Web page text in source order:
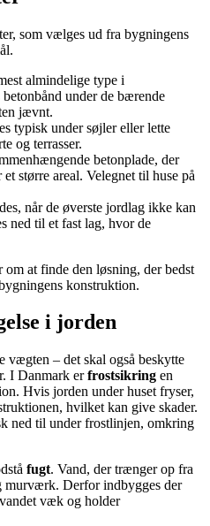
som vælges ud fra bygningens
almindelige type i
under de bærende
jævnt.
typisk under søjler eller lette
og terrasser.
betonplade, der
større areal. Velegnet til huse på
når de øverste jordlag ikke kan
ned til et fast lag, hvor de
at finde den løsning, der bedst
konstruktion.
i jorden
– det skal også beskytte
I Danmark erfrostsikring en
Hvis jorden under huset fryser,
hvilket kan give skader.
ned til under frostlinjen, omkring
fugt. Vand, der trænger op fra
murværk. Derfor indbygges der
væk og holder